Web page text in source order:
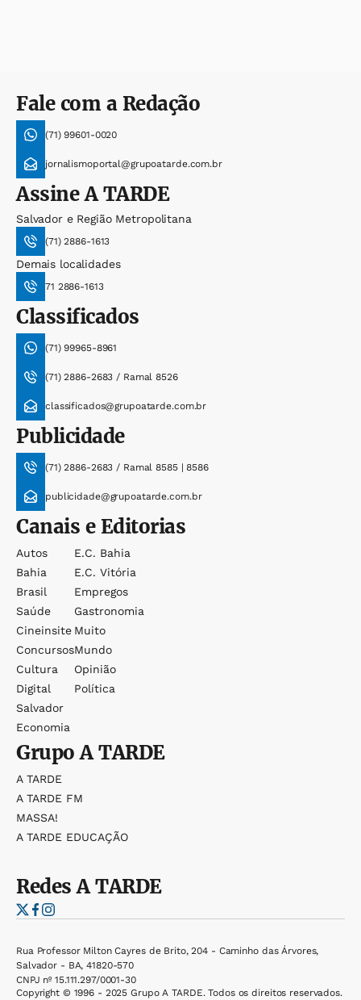
Fale com a Redação
(71) 99601-0020
jornalismoportal@grupoatarde.com.br
AssineA TARDE
Salvador e Região Metropolitana
(71) 2886-1613
Demais localidades
71 2886-1613
Classificados
(71) 99965-8961
(71) 2886-2683 / Ramal 8526
classificados@grupoatarde.com.br
Publicidade
(71) 2886-2683 / Ramal 8585 | 8586
publicidade@grupoatarde.com.br
Canais e Editorias
Autos
Bahia
Brasil
Saúde
Cineinsite
Concursos
Cultura
Digital
Salvador
Economia
E.c. Bahia
E.c. Vitória
Empregos
Gastronomia
Muito
Mundo
Opinião
Política
GrupoA TARDE
A TARDE
A TARDE FM
MASSA!
A TARDE EDUCAÇÃO
RedesA TARDE
Rua Professor Milton Cayres de Brito, 204 - Caminho das Árvores,
Salvador - BA, 41820-570
CNPJ nº 15.111.297/0001-30
Copyright © 1996 - 2025 Grupo A TARDE. Todos os direitos reservados.